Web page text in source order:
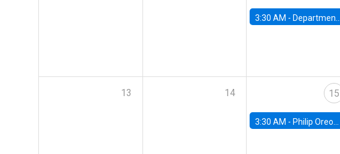
3:30 AM - Department Seminar: James Robinson
13 14 15
3:30 AM - Philip Oreopolous, University of Toronto